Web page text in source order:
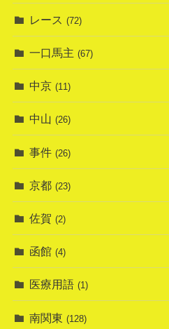
レース (72)
一口馬主 (67)
中京 (11)
中山 (26)
事件 (26)
京都 (23)
佐賀 (2)
函館 (4)
医療用語 (1)
南関東 (128)